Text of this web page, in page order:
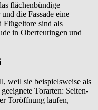
flächenbündige
die Fassade eine
Flügeltore sind als
in Oberteuringen und
weil sie beispielsweise als
Torarten: Seiten-
Toröffnung laufen,